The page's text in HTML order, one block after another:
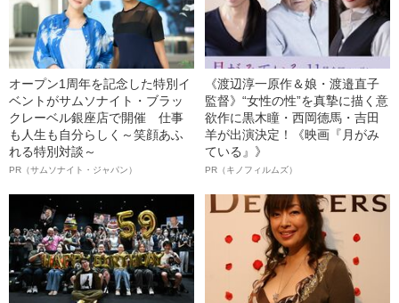
オープン1周年を記念した特別イ
ベントがサムソナイト・ブラッ
クレーベル銀座店で開催 仕事
も人生も自分らしく～笑顔あふ
れる特別対談～
PR（サムソナイト・ジャパン）
《渡辺淳一原作＆娘・渡邉直子
監督》“女性の性”を真摯に描く意
欲作に黒木瞳・西岡德馬・吉田
羊が出演決定！《映画『月がみ
ている』》
PR（キノフィルムズ）